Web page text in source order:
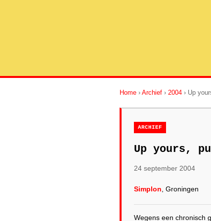
Home › Archief › 2004 › Up
ARCHIEF
Up yours,
24 september 2004
Simplon , Groningen
Wegens een chronisch